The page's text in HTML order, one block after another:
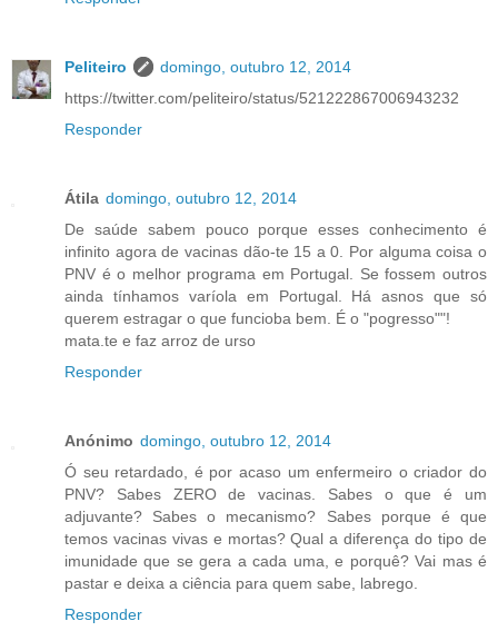
Peliteiro
domingo, outubro 12, 2014
https://twitter.com/peliteiro/status/521222867006943232
Responder
Átila domingo, outubro 12, 2014
De saúde sabem pouco porque esses conhecimento é
infinito agora de vacinas dão-te 15 a 0. Por alguma coisa o
PNV é o melhor programa em Portugal. Se fossem outros
ainda tínhamos varíola em Portugal. Há asnos que só
querem estragar o que funcioba bem. É o "pogresso""!
mata.te e faz arroz de urso
Responder
Anónimo domingo, outubro 12, 2014
Ó seu retardado, é por acaso um enfermeiro o criador do
PNV? Sabes ZERO de vacinas. Sabes o que é um
adjuvante? Sabes o mecanismo? Sabes porque é que
temos vacinas vivas e mortas? Qual a diferença do tipo de
imunidade que se gera a cada uma, e porquê? Vai mas é
pastar e deixa a ciência para quem sabe, labrego.
Responder